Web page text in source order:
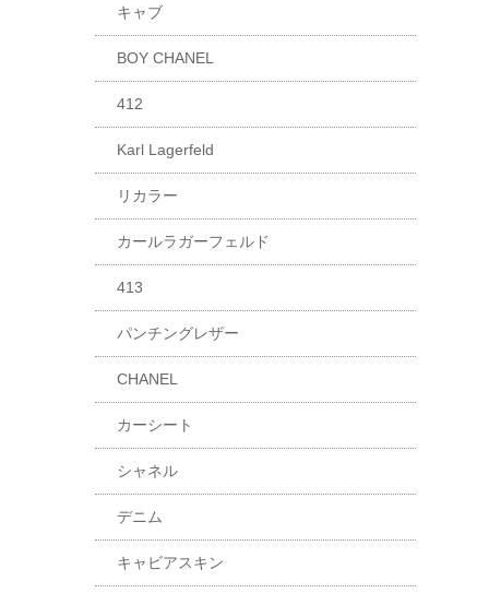
キャブ
BOY CHANEL
412
Karl Lagerfeld
リカラー
カールラガーフェルド
413
パンチングレザー
CHANEL
カーシート
シャネル
デニム
キャビアスキン